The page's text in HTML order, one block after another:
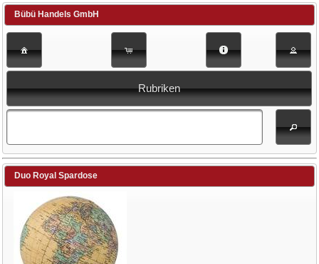
Bübü Handels GmbH
Rubriken
Duo Royal Spardose